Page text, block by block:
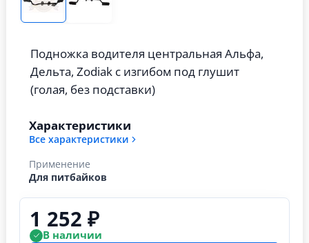
Подножка водителя центральная Альфа,
Дельта, Zodiak с изгибом под глушит
(голая, без подставки)
Характеристики
Все характеристики
Применение
Для питбайков
1 252 ₽
В наличии